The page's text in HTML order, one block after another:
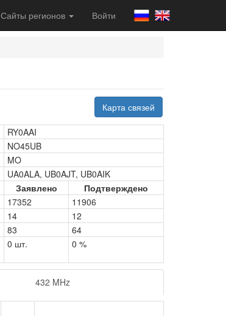
Сайты регионов Войти
Карта связей
RY0AAI
NO45UB
MO
UA0ALA, UB0AJT, UB0AIK
Заявлено
Подтверждено
17352
11906
14
12
83
64
0 шт. 0 %
432 MHz